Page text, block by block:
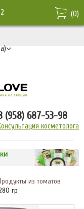
(0)
(958) 687-53-98
косметолога
из томатов
гр